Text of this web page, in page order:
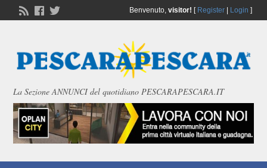
Benvenuto, visitor! [ Register| Login ]
La Sezione ANNUNCI del quotidiano PESCARAPESCARA.IT